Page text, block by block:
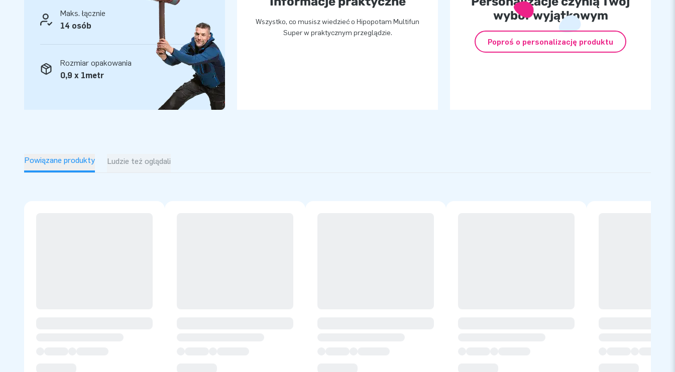
Maks. łącznie
14 osób
Rozmiar opakowania
0,9 x 1metr
Wszystko, co musisz wiedzieć o Hipopotam Multifun
Super w praktycznym przeglądzie.
wybór wyjątkowym
Poproś o personalizację produktu
Powiązane produkty Ludzie też oglądali